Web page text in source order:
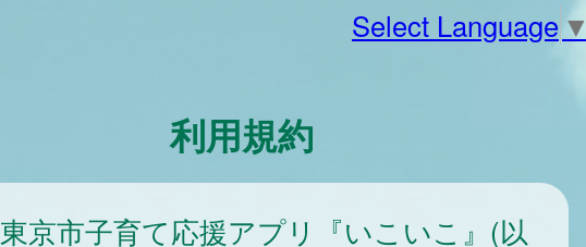
Select Language ▼
利用規約
京市子育て応援アプリ『いこいこ』(以